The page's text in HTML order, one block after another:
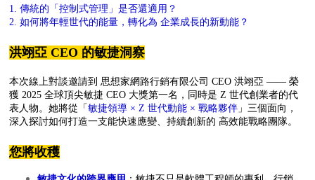
1. 傳統的「控制式管理」是否還適用？
2. 如何將年輕世代的能量，轉化為 企業成長的新動能？
洪翊亞 CEO 的敏捷洞察
本次線上對談邀請到 思想家網路行銷有限公司 CEO 洪翊亞 —— 榮
獲 2025 全球頂尖敏捷 CEO 大獎第一名，同時是 Z 世代創業者的代
表人物。她將從「敏捷領導 × Z 世代動能 × 戰略夥伴 」三個面向，
深入探討如何打造一支能快速應變、持續創新的 高效能戰略團隊。
您將收穫